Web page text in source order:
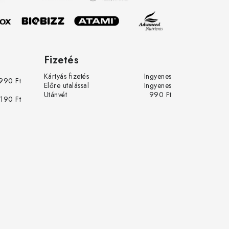
Ft
Ft
Fizetés
Kártyás fizetés
Ingyenes
Előre utalással
Ingyenes
Utánvét
990 Ft